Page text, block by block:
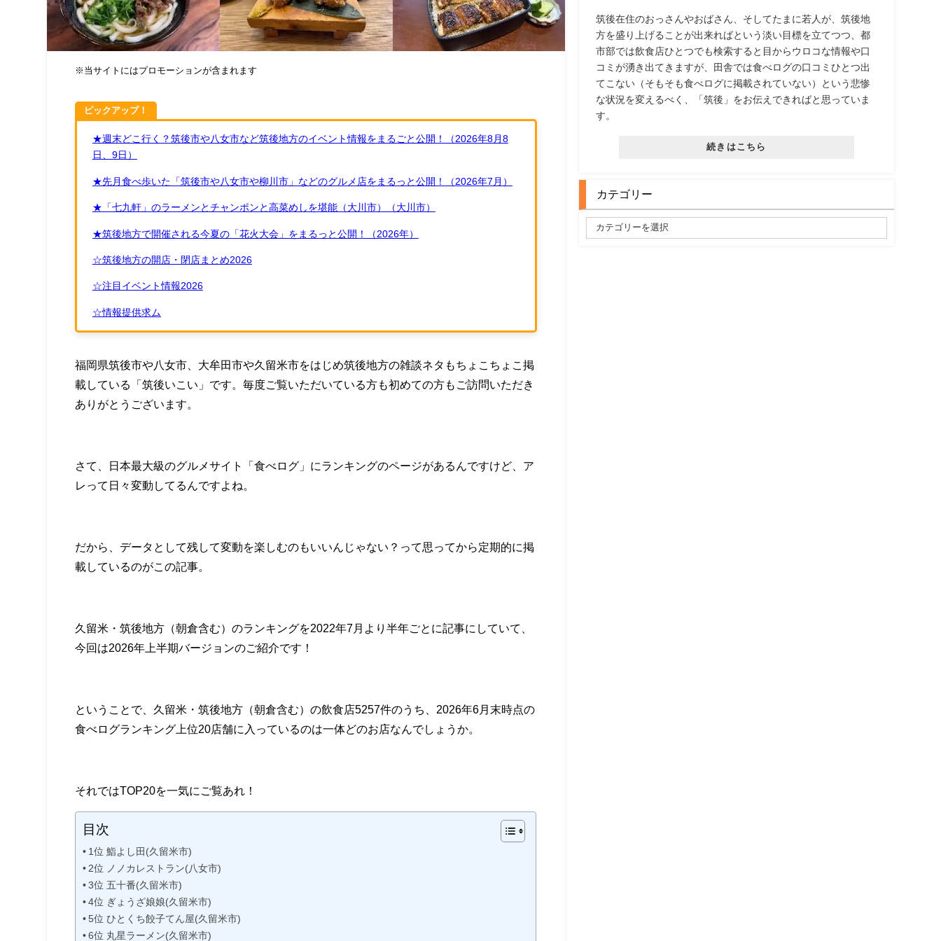
※当サイトにはプロモーションが含まれます
ピックアップ！
★週末どこ行く？筑後市や八女市など筑後地方のイベント情報をまるごと公開！（2026年8月8
日、9日）
★先月食べ歩いた「筑後市や八女市や柳川市」などのグルメ店をまるっと公開！（2026年7月）
★「七九軒」のラーメンとチャンポンと高菜めしを堪能（大川市）（大川市）
★筑後地方で開催される今夏の「花火大会」をまるっと公開！（2026年）
☆筑後地方の開店・閉店まとめ2026
☆注目イベント情報2026
☆情報提供求ム
福岡県筑後市や八女市、大牟田市や久留米市をはじめ筑後地方の雑談ネタもちょこちょこ掲
載している「筑後いこい」です。毎度ご覧いただいている方も初めての方もご訪問いただき
ありがとうございます。
さて、日本最大級のグルメサイト「食べログ」にランキングのページがあるんですけど、ア
レって日々変動してるんですよね。
だから、データとして残して変動を楽しむのもいいんじゃない？って思ってから定期的に掲
載しているのがこの記事。
久留米・筑後地方（朝倉含む）のランキングを2022年7月より半年ごとに記事にしていて、
今回は2026年上半期バージョンのご紹介です！
ということで、久留米・筑後地方（朝倉含む）の飲食店5257件のうち、2026年6月末時点の
食べログランキング上位20店舗に入っているのは一体どのお店なんでしょうか。
それではTOP20を一気にご覧あれ！
目次
1位 鮨よし田(久留米市)
2位 ノノカレストラン(八女市)
3位 五十番(久留米市)
4位 ぎょうざ娘娘(久留米市)
5位 ひとくち餃子てん屋(久留米市)
6位 丸星ラーメン(久留米市)
筑後在住のおっさんやおばさん、そしてたまに若人が、筑後地
方を盛り上げることが出来ればという淡い目標を立てつつ、都
市部では飲食店ひとつでも検索すると目からウロコな情報や口
コミが湧き出てきますが、田舎では食べログの口コミひとつ出
てこない（そもそも食べログに掲載されていない）という悲惨
な状況を変えるべく、「筑後」をお伝えできればと思っていま
す。
続きはこちら
カテゴリー